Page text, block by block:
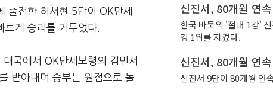
출전한 허서현 5단이 OK만세
게 승리를 거두었다.
국에서 OK만세보령의 김민서
받아내며 승부는 원점으로 돌
바둑연
유종
한국 바둑의 '절대 1강'
킹 1위를 지켰다.
신진서 9단이 80개월 연